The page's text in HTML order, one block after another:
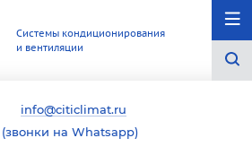
Системы кондиционирования
и вентиляции
info@citiclimat.ru
(звонки на Whatsapp)